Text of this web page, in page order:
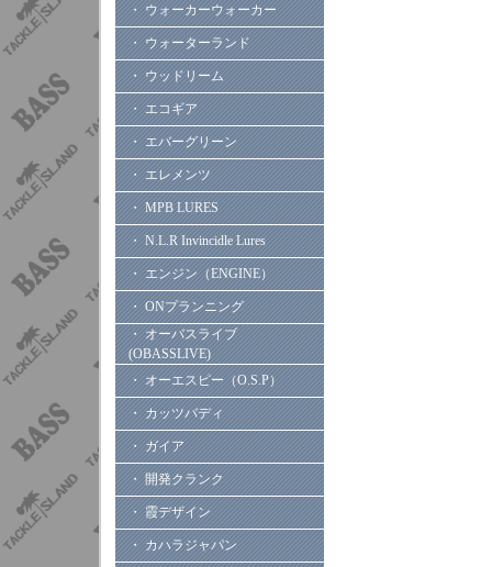
・ ウォーカーウォーカー
・ ウォーターランド
・ ウッドリーム
・ エコギア
・ エバーグリーン
・ エレメンツ
・ MPB LURES
・ N.L.R Invincidle Lures
・ エンジン（ENGINE）
・ ONプランニング
・ オーバスライブ
(OBASSLIVE)
・ オーエスピー（O.S.P）
・ カッツバディ
・ ガイア
・ 開発クランク
・ 霞デザイン
・ カハラジャパン